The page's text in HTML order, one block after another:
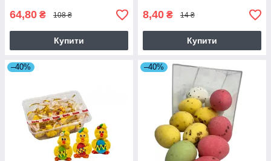
64,80 ₴ 108 ₴
Купити
8,40 ₴ 14 ₴
Купити
–40% –40%